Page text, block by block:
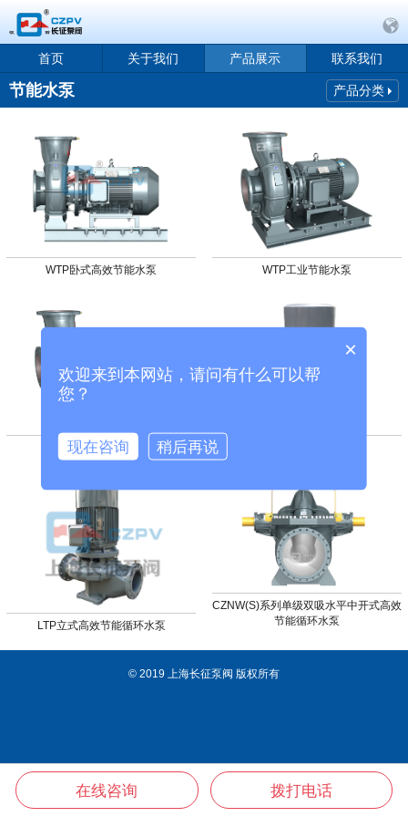
首页 关于我们 产品展示 联系我们
节能水泵 产品分类
WTP卧式高效节能水泵 WTP工业节能水泵
WTP卧式节能泵
LTP立式高效节能循环水泵
CZNW(S)系列单级双吸水平中开式高效
节能循环水泵
© 2019 上海长征泵阀 版权所有
电话 邮件 联系 产品
×
欢迎来到本网站，请问有什么可以帮
您？
现在咨询 稍后再说
在线咨询 拨打电话